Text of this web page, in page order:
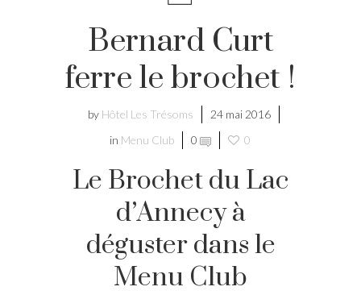
Bernard Curt
ferre le brochet !
by Hôtel Les Trésoms
24 mai 2016
in Menu Club 0 0
Le Brochet du Lac
d’Annecy à
déguster dans le
Menu Club